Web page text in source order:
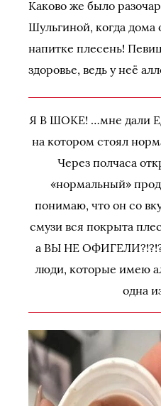
Каково же было
Шульгиной, когда дома
напитке плесень!
здоровье, ведь у неё
Я В ШОКЕ! …мне дали
на котором стоял
Через полчаса
«нормальный»
понимаю, что он со
смузи вся покрыта
а ВЫ НЕ
люди, которые имею
одна